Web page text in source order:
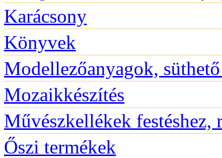
Karácsony
Könyvek
Modellezőanyagok,
Mozaikkészítés
Művészkellékek festéshez,
Őszi termékek